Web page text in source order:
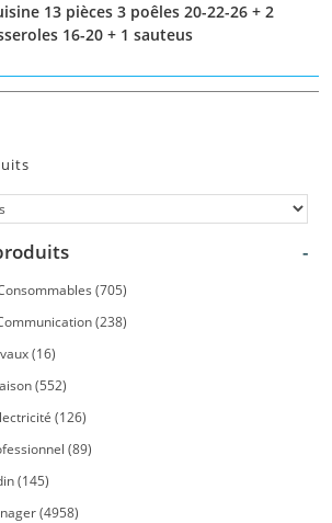
13 pièces 3 poêles 20-22-26 + 2
16-20 + 1 sauteus
-
(705)
(238)
(16)
(552)
(126)
(89)
(145)
(4958)